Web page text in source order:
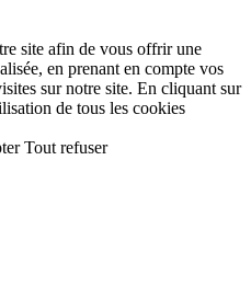
site afin de vous offrir une
en prenant en compte vos
sur notre site. En cliquant sur
de tous les cookies
Tout refuser